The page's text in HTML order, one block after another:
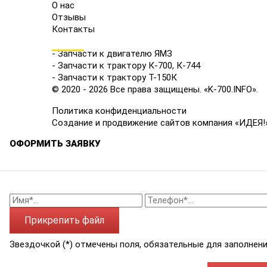
О нас
Отзывы
Контакты
- Запчасти к двигателю ЯМЗ
- Запчасти к трактору К-700, К-744
- Запчасти к трактору Т-150К
© 2020 - 2026 Все права защищены. «K-700.INFO».
Политика конфиденциальности
Создание и продвижение сайтов компания
ОФОРМИТЬ ЗАЯВКУ
Прикрепить файл
Звездочкой (*) отмечены поля, обязательные для